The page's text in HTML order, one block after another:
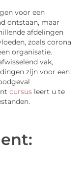
voor een
ontstaan, maar
afdelingen
zoals corona
organisatie.
vak,
zijn voor een
cursus leert u te